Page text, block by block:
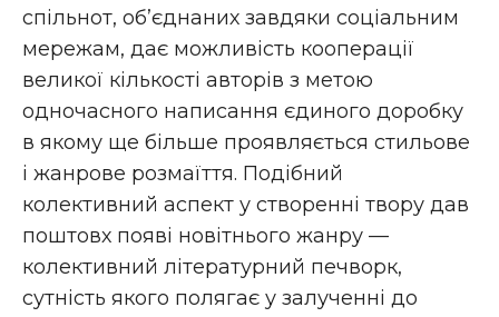
спільнот, об’єднаних завдяки соціальним
мережам, дає можливість кооперації
великої кількості авторів з метою
одночасного написання єдиного доробку
в якому ще більше проявляється стильове
і жанрове розмаїття. Подібний
колективний аспект у створенні твору дав
поштовх появі новітнього жанру —
колективний літературний печворк,
сутність якого полягає у залученні до